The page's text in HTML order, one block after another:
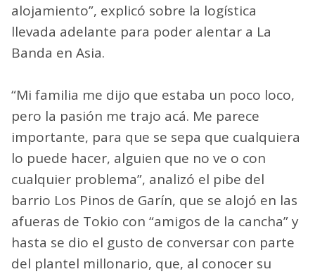
alojamiento”, explicó sobre la logística
llevada adelante para poder alentar a La
Banda en Asia.
“Mi familia me dijo que estaba un poco loco,
pero la pasión me trajo acá. Me parece
importante, para que se sepa que cualquiera
lo puede hacer, alguien que no ve o con
cualquier problema”, analizó el pibe del
barrio Los Pinos de Garín, que se alojó en las
afueras de Tokio con “amigos de la cancha” y
hasta se dio el gusto de conversar con parte
del plantel millonario, que, al conocer su